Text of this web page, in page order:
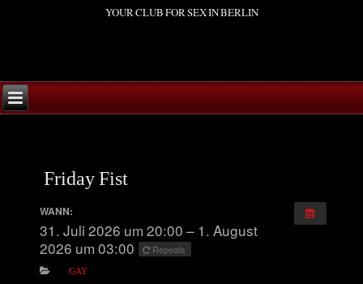
YOUR CLUB FOR SEX IN BERLIN
Friday Fist
WANN:
31. Juli 2026 um 20:00 – 1. August
2026 um 03:00
Repeats
GAY